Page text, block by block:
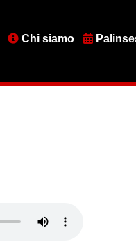
MenuChi siamo